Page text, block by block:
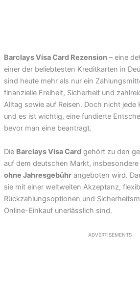
Barclays Visa Card Rezension– eine
einer der beliebtesten Kreditkarten in
sind heute mehr als nur ein
finanzielle Freiheit, Sicherheit und
Alltag sowie auf Reisen. Doch nicht jede
und es ist wichtig, eine fundierte
bevor man eine beantragt.
Die Barclays Visa Cardgehört zu den
auf dem deutschen Markt, insbesondere
ohne Jahresgebührangeboten wird.
sie mit einer weltweiten Akzeptanz,
Rückzahlungsoptionen und
Online-Einkauf unerlässlich sind.
ADVERTISEMENTS